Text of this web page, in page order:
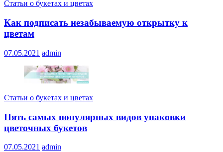
Статьи о букетах и цветах
Как подписать незабываемую открытку к
цветам
07.05.2021 admin
Статьи о букетах и цветах
Пять самых популярных видов упаковки
цветочных букетов
07.05.2021 admin